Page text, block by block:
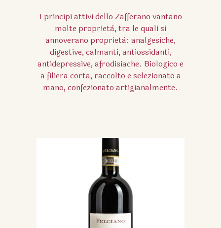
I principi attivi dello Zafferano vantano
molte proprietà, tra le quali si
annoverano proprietà: analgesiche,
digestive, calmanti, antiossidanti,
antidepressive, afrodisiache. Biologico e
a filiera corta, raccolto e selezionato a
mano, confezionato artigianalmente.